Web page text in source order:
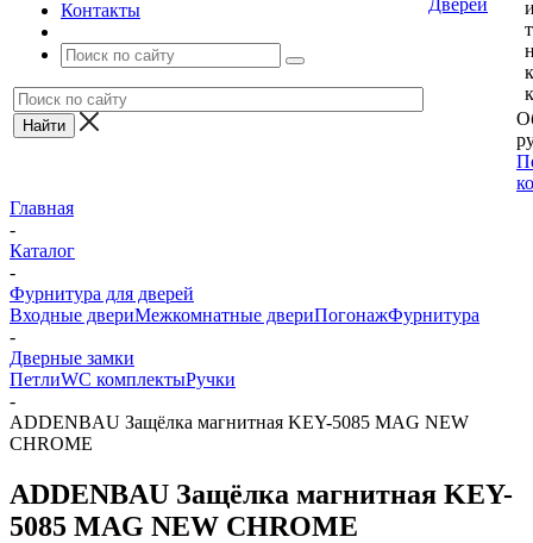
Контакты
Главная
-
Каталог
-
Фурнитура для дверей
Входные двериМежкомнатные двериПогонажФурнитура
-
Дверные замки
ПетлиWC комплектыРучки
-
ADDENBAU Защёлка магнитная KEY-5085 MAG NEW
CHROME
ADDENBAU Защёлка магнитная KEY-
5085 MAG NEW CHROME